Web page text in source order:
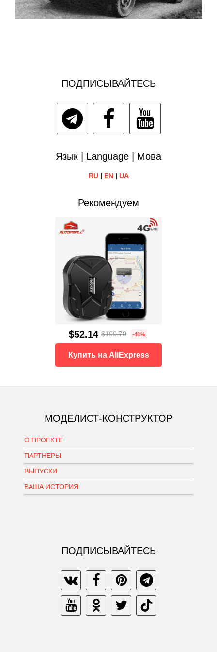
ПОДПИСЫВАЙТЕСЬ
Язык | Language | Мова
RU| EN| UA
Рекомендуем
$52.14 $100.70 -48%
Купить на AliExpress
МОДЕЛИСТ-КОНСТРУКТОР
О ПРОЕКТЕ
ПАРТНЕРЫ
ВЫПУСКИ
ВАША ИСТОРИЯ
ПОДПИСЫВАЙТЕСЬ